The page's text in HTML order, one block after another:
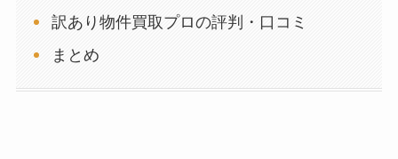
訳あり物件買取プロの評判・口コミ
まとめ